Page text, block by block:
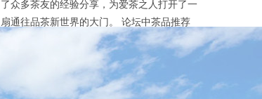
了众多茶友的经验分享，为爱茶之人打开了一
扇通往品茶新世界的大门。 论坛中茶品推荐
板块是一大亮点。茶友们会详细介绍各类茶
叶，从清新淡雅的绿茶到醇厚浓郁的红茶，从
韵味独特的乌龙茶到甜润滋补的黑茶，应有尽
有。比如，有人分享了一款来自武夷山的肉桂